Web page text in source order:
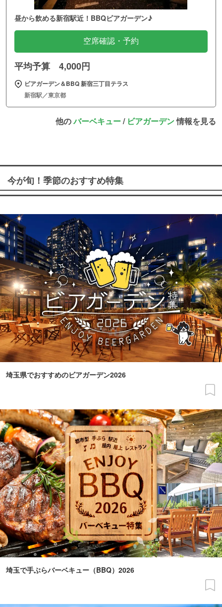
昼から飲める新宿駅近！BBQビアガーデン♪
空席確認・予約
平均予算 4,000円
ビアガーデン＆BBQ 新宿三丁目テラス
新宿駅／東京都
他のバーベキュー/ ビアガーデン情報を見る
今が旬！季節のおすすめ特集
埼玉県でおすすめのビアガーデン2026
埼玉で手ぶらバーベキュー（BBQ）2026